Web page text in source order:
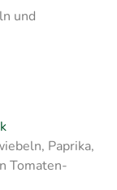
und
Paprika,
Tomaten-